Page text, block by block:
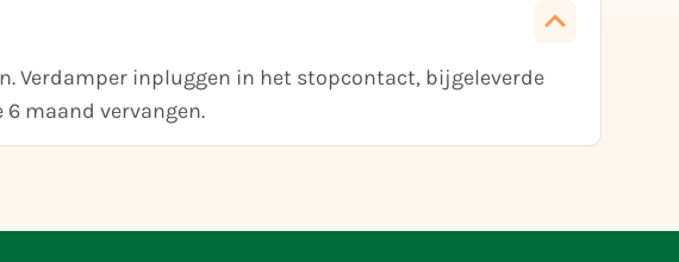
Verdamper inpluggen in het stopcontact, bijgeleverde
maand vervangen.